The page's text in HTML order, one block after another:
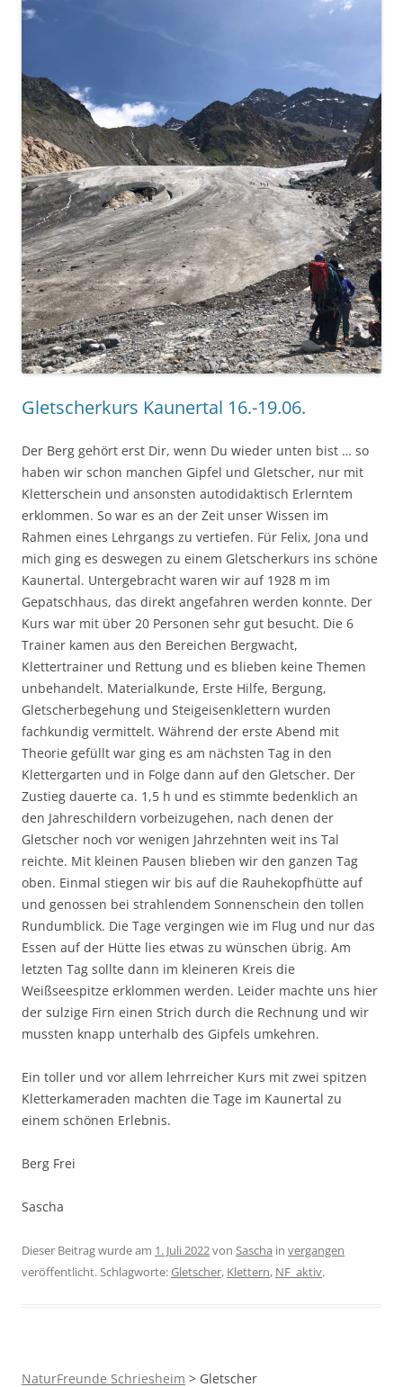
Gletscherkurs Kaunertal 16.-19.06.
Der Berg gehört erst Dir, wenn Du wieder unten bist … so
haben wir schon manchen Gipfel und Gletscher, nur mit
Kletterschein und ansonsten autodidaktisch Erlerntem
erklommen. So war es an der Zeit unser Wissen im
Rahmen eines Lehrgangs zu vertiefen. Für Felix, Jona und
mich ging es deswegen zu einem Gletscherkurs ins schöne
Kaunertal. Untergebracht waren wir auf 1928 m im
Gepatschhaus, das direkt angefahren werden konnte. Der
Kurs war mit über 20 Personen sehr gut besucht. Die 6
Trainer kamen aus den Bereichen Bergwacht,
Klettertrainer und Rettung und es blieben keine Themen
unbehandelt. Materialkunde, Erste Hilfe, Bergung,
Gletscherbegehung und Steigeisenklettern wurden
fachkundig vermittelt. Während der erste Abend mit
Theorie gefüllt war ging es am nächsten Tag in den
Klettergarten und in Folge dann auf den Gletscher. Der
Zustieg dauerte ca. 1,5 h und es stimmte bedenklich an
den Jahreschildern vorbeizugehen, nach denen der
Gletscher noch vor wenigen Jahrzehnten weit ins Tal
reichte. Mit kleinen Pausen blieben wir den ganzen Tag
oben. Einmal stiegen wir bis auf die Rauhekopfhütte auf
und genossen bei strahlendem Sonnenschein den tollen
Rundumblick. Die Tage vergingen wie im Flug und nur das
Essen auf der Hütte lies etwas zu wünschen übrig. Am
letzten Tag sollte dann im kleineren Kreis die
Weißseespitze erklommen werden. Leider machte uns hier
der sulzige Firn einen Strich durch die Rechnung und wir
mussten knapp unterhalb des Gipfels umkehren.
Ein toller und vor allem lehrreicher Kurs mit zwei spitzen
Kletterkameraden machten die Tage im Kaunertal zu
einem schönen Erlebnis.
Berg Frei
Sascha
Dieser Beitrag wurde am 1. Juli 2022von Sascha in vergangen
veröffentlicht. Schlagworte:Gletscher, Klettern, NF_aktiv.
NaturFreunde Schriesheim > Gletscher